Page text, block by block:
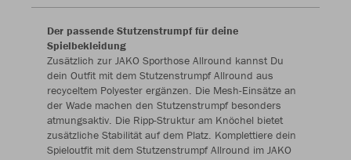
Der passende Stutzenstrumpf für deine
Spielbekleidung
Zusätzlich zur JAKO Sporthose Allround kannst Du
dein Outfit mit dem Stutzenstrumpf Allround aus
recyceltem Polyester ergänzen. Die Mesh-Einsätze an
der Wade machen den Stutzenstrumpf besonders
atmungsaktiv. Die Ripp-Struktur am Knöchel bietet
zusätzliche Stabilität auf dem Platz. Komplettiere dein
Spieloutfit mit dem Stutzenstrumpf Allround im JAKO